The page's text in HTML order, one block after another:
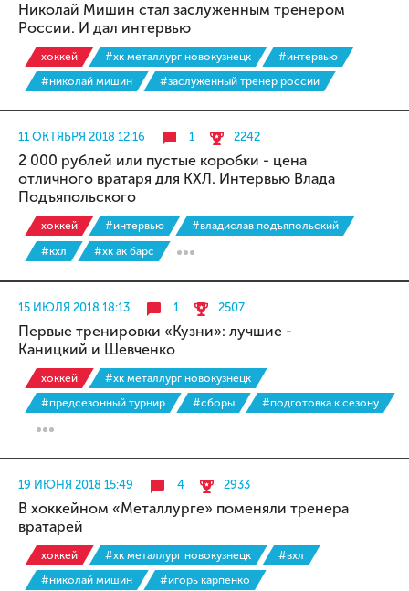
Николай Мишин стал заслуженным тренером
России. И дал интервью
хоккей #хк металлург новокузнецк
#интервью
#николай мишин
#заслуженный тренер россии
11 ОКТЯБРЯ 2018 12:16 1 2242
2 000 рублей или пустые коробки - цена
отличного вратаря для КХЛ. Интервью Влада
Подъяпольского
хоккей #интервью
#владислав подъяпольский
#кхл
#хк ак барс
15 ИЮЛЯ 2018 18:13 1 2507
Первые тренировки «Кузни»: лучшие -
Каницкий и Шевченко
хоккей
#хк металлург новокузнецк
#предсезонный турнир
#сборы #подготовка к сезону
19 ИЮНЯ 2018 15:49 4 2933
В хоккейном «Металлурге» поменяли тренера
вратарей
хоккей #хк металлург новокузнецк
#вхл
#николай мишин
#игорь карпенко